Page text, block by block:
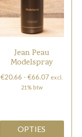
Jean Peau
Modelspray
€20.66 - €66.07Prijsklasse:
excl.
21% btw
OPTIES
heeft